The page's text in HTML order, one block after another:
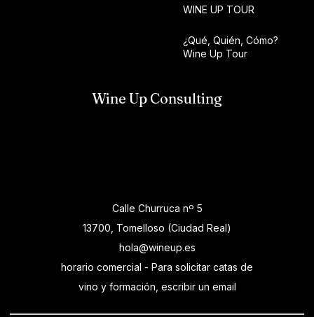
WINE UP TOUR
¿Qué, Quién, Cómo?
Wine Up Tour
Wine Up Consulting
Calle Churruca nº 5
13700, Tomelloso (Ciudad Real)
hola@wineup.es
horario comercial - Para solicitar catas de
vino y formación, escribir un email